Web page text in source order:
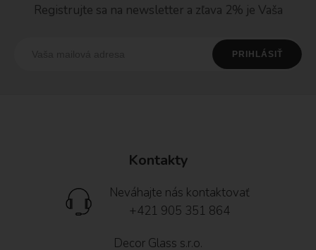
Registrujte sa na newsletter a zľava 2% je Vaša
Kontakty
Neváhajte nás kontaktovať
+421 905 351 864
Decor Glass s.r.o.